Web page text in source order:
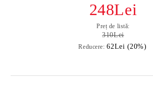
248Lei
Preț de listă:
310Lei
Reducere: 62Lei (20%)